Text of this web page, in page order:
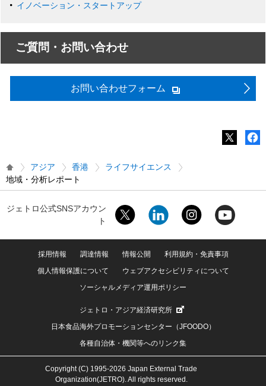
イノベーション・スタートアップ
ご質問・お問い合わせ
お問い合わせフォーム
アジア 香港
ライフサイエンス
地域・分析レポート
ジェトロ公式SNSアカウン
ト
採用情報 調達情報 情報公開
利用規約・免責事項
個人情報保護について
ウェブアクセシビリティについて
ソーシャルメディア運用ポリシー
ジェトロ・アジア経済研究所
日本食品海外プロモーションセンター（JFOODO）
各種自治体・機関等へのリンク集
Copyright (C) 1995-2026 Japan External Trade
Organization(JETRO). All rights reserved.